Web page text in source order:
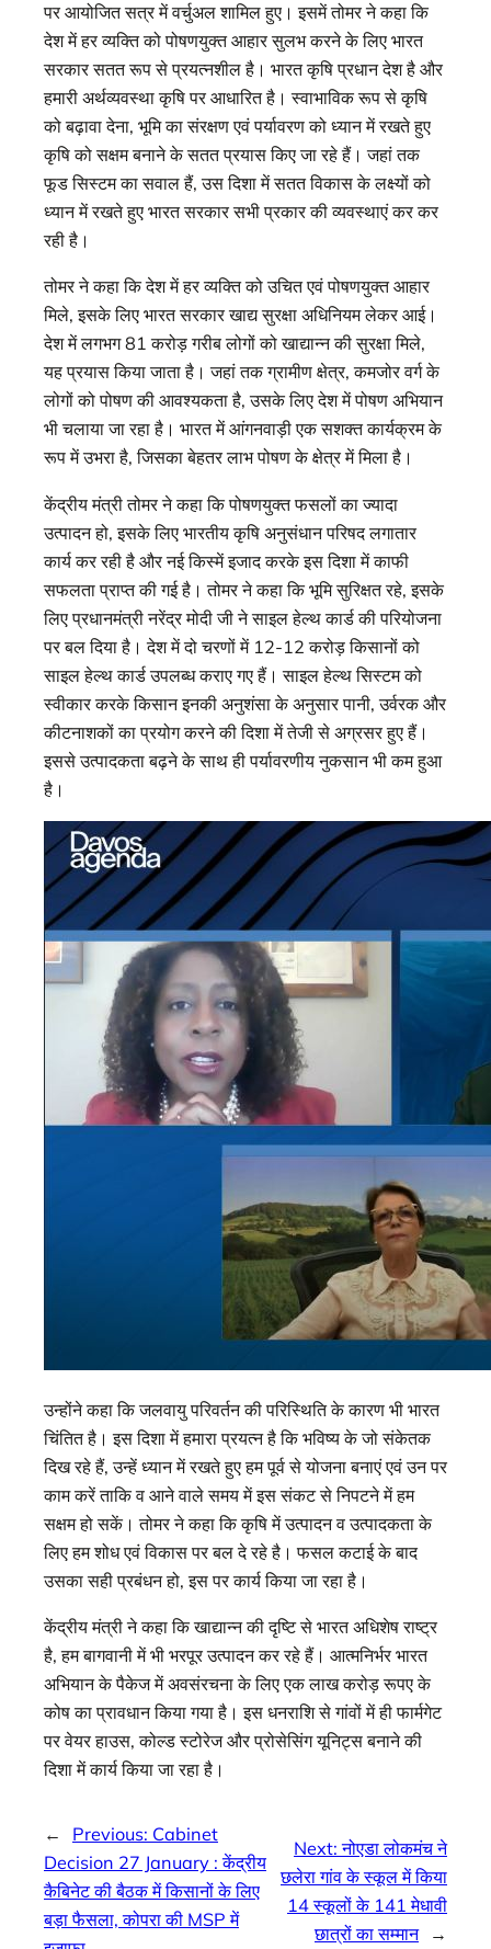
पर आयोजित सत्र में वर्चुअल शामिल हुए। इसमें तोमर ने कहा कि
देश में हर व्यक्ति को पोषणयुक्त आहार सुलभ करने के लिए भारत
सरकार सतत रूप से प्रयत्नशील है। भारत कृषि प्रधान देश है और
हमारी अर्थव्यवस्था कृषि पर आधारित है। स्वाभाविक रूप से कृषि
को बढ़ावा देना, भूमि का संरक्षण एवं पर्यावरण को ध्यान में रखते हुए
कृषि को सक्षम बनाने के सतत प्रयास किए जा रहे हैं। जहां तक
फूड सिस्टम का सवाल हैं, उस दिशा में सतत विकास के लक्ष्यों को
ध्यान में रखते हुए भारत सरकार सभी प्रकार की व्यवस्थाएं कर कर
रही है।
तोमर ने कहा कि देश में हर व्यक्ति को उचित एवं पोषणयुक्त आहार
मिले, इसके लिए भारत सरकार खाद्य सुरक्षा अधिनियम लेकर आई।
देश में लगभग 81 करोड़ गरीब लोगों को खाद्यान्न की सुरक्षा मिले,
यह प्रयास किया जाता है। जहां तक ग्रामीण क्षेत्र, कमजोर वर्ग के
लोगों को पोषण की आवश्यकता है, उसके लिए देश में पोषण अभियान
भी चलाया जा रहा है। भारत में आंगनवाड़ी एक सशक्त कार्यक्रम के
रूप में उभरा है, जिसका बेहतर लाभ पोषण के क्षेत्र में मिला है।
केंद्रीय मंत्री तोमर ने कहा कि पोषणयुक्त फसलों का ज्यादा
उत्पादन हो, इसके लिए भारतीय कृषि अनुसंधान परिषद लगातार
कार्य कर रही है और नई किस्में इजाद करके इस दिशा में काफी
सफलता प्राप्त की गई है। तोमर ने कहा कि भूमि सुरिक्षत रहे, इसके
लिए प्रधानमंत्री नरेंद्र मोदी जी ने साइल हेल्थ कार्ड की परियोजना
पर बल दिया है। देश में दो चरणों में 12-12 करोड़ किसानों को
साइल हेल्थ कार्ड उपलब्ध कराए गए हैं। साइल हेल्थ सिस्टम को
स्वीकार करके किसान इनकी अनुशंसा के अनुसार पानी, उर्वरक और
कीटनाशकों का प्रयोग करने की दिशा में तेजी से अग्रसर हुए हैं।
इससे उत्पादकता बढ़ने के साथ ही पर्यावरणीय नुकसान भी कम हुआ
है।
उन्होंने कहा कि जलवायु परिवर्तन की परिस्थिति के कारण भी भारत
चिंतित है। इस दिशा में हमारा प्रयत्न है कि भविष्य के जो संकेतक
दिख रहे हैं, उन्हें ध्यान में रखते हुए हम पूर्व से योजना बनाएं एवं उन पर
काम करें ताकि व आने वाले समय में इस संकट से निपटने में हम
सक्षम हो सकें। तोमर ने कहा कि कृषि में उत्पादन व उत्पादकता के
लिए हम शोध एवं विकास पर बल दे रहे है। फसल कटाई के बाद
उसका सही प्रबंधन हो, इस पर कार्य किया जा रहा है।
केंद्रीय मंत्री ने कहा कि खाद्यान्न की दृष्टि से भारत अधिशेष राष्ट्र
है, हम बागवानी में भी भरपूर उत्पादन कर रहे हैं। आत्मनिर्भर भारत
अभियान के पैकेज में अवसंरचना के लिए एक लाख करोड़ रूपए के
कोष का प्रावधान किया गया है। इस धनराशि से गांवों में ही फार्मगेट
पर वेयर हाउस, कोल्ड स्टोरेज और प्रोसेसिंग यूनिट्स बनाने की
दिशा में कार्य किया जा रहा है।
← Previous: Cabinet
Decision 27 January : केंद्रीय
कैबिनेट की बैठक में किसानों के लिए
बड़ा फैसला, कोपरा की MSP में
Next:नोएडा लोकमंच ने
छलेरा गांव के स्कूल में किया
14 स्कूलों के 141 मेधावी
छात्रों का सम्मान
→